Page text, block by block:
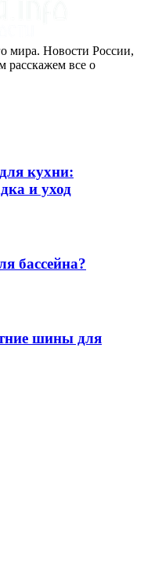
мира. Новости России,
расскажем все о
кухни:
и уход
бассейна?
шины для